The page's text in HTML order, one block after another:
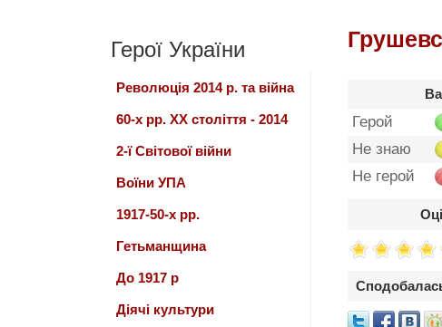
Герой
Не знаю
Не герой
Герої України
Революція 2014 р. та війна
60-х рр. ХХ століття - 2014
2-ї Світової війни
Воїни УПА
1917-50-х рр.
Гетьманщина
До 1917 р
Діячі культури